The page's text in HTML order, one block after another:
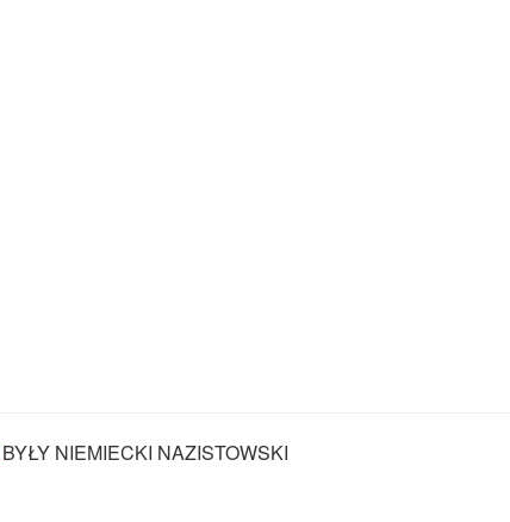
BYŁY NIEMIECKI NAZISTOWSKI